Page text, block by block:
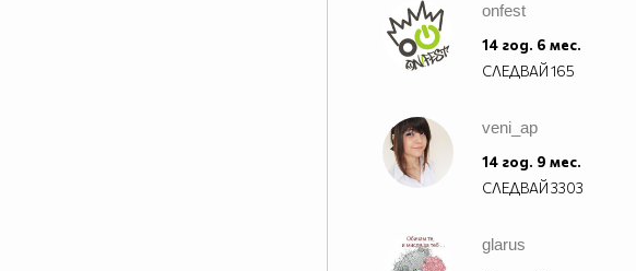
onfest
14 год. 6 мес.
СЛЕДВАЙ165
veni_ap
14 год. 9 мес.
СЛЕДВАЙ3303
glarus